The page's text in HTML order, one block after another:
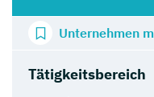
Tätigkeitsbereich
Unternehmen